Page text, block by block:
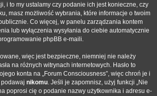
i to my ustalamy czy podanie ich jest konieczne, czy
masz możliwość wybrania, które informacje o twoim
Co więcej, w panelu zarządzania kontem
lub wyłączenia wysyłania do ciebie automatycznie
phpBB e-maili.
więc jest bezpieczne, niemniej nie należy
na różnych witrynach internetowych. Hasło to
konta na „Forum Consciousness”, więc chroń je i
nikomu. Jeśli je zapomnisz, użyj funkcji „Nie
poprosi cię o podanie nazwy użytkownika i adresu e-